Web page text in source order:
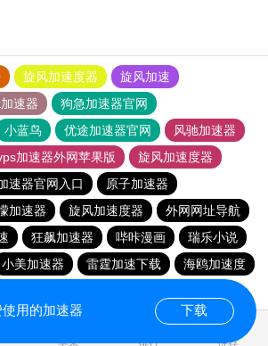
旋风加速度器
旋风加速
速器
狗急加速器官网
小蓝鸟 优途加速器官网
风驰加速器
加速器外网苹果版
旋风加速度器
速器官网入口
原子加速器
加速器 旋风加速度器
外网网址导航
狂飙加速器 哔咔漫画
瑞乐小说
小美加速器 雷霆加速下载
海鸥加速度
苹果 排行 推荐
用的加速器 下载
0.021980s